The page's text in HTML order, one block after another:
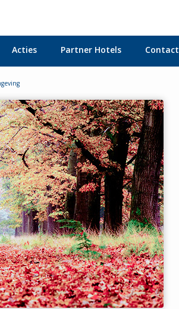
Acties Partner Hotels Contact